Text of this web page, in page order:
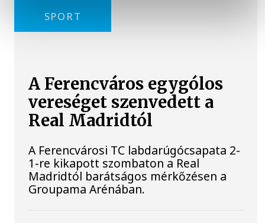
SPORT
A Ferencváros egygólos
vereséget szenvedett a
Real Madridtól
A Ferencvárosi TC labdarúgócsapata 2-
1-re kikapott szombaton a Real
Madridtól barátságos mérkőzésen a
Groupama Arénában.